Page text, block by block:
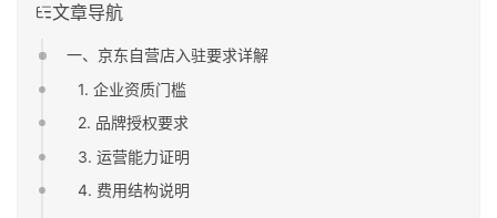
文章导航
一、京东自营店入驻要求详解
1. 企业资质门槛
2. 品牌授权要求
3. 运营能力证明
4. 费用结构说明